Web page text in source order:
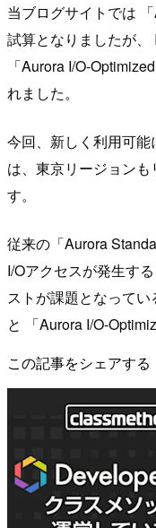
当ブログサイトでは
試算となりましたが、
「Aurora I/O-
れました。
今回、新しく利用可能
は、東京リージョン
す。
従来の「Aurora
I/Oアクセスが発生す
ストが課題となって
と 「Aurora I/O-
この記事をシェアする